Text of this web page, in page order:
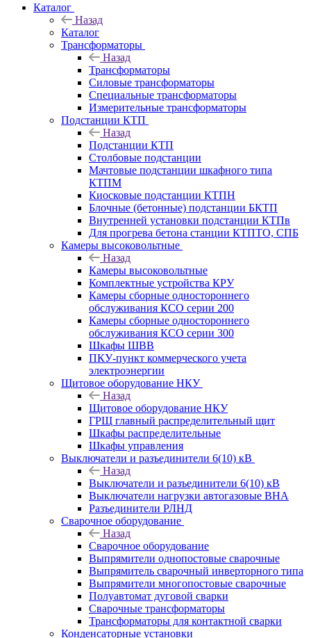
Каталог
Назад
Каталог
Трансформаторы
Назад
Трансформаторы
Силовые трансформаторы
Специальные трансформаторы
Измерительные трансформаторы
Подстанции КТП
Назад
Подстанции КТП
Столбовые подстанции
Мачтовые подстанции шкафного типа
КТПМ
Киосковые подстанции КТПН
Блочные (бетонные) подстанции БКТП
Внутренней установки подстанции КТПв
Для прогрева бетона станции КТПТО, СПБ
Камеры высоковольтные
Назад
Камеры высоковольтные
Комплектные устройства КРУ
Камеры сборные одностороннего
обслуживания КСО серии 200
Камеры сборные одностороннего
обслуживания КСО серии 300
Шкафы ШВВ
ПКУ-пункт коммерческого учета
электроэнергии
Щитовое оборудование НКУ
Назад
Щитовое оборудование НКУ
ГРЩ главный распределительный щит
Шкафы распределительные
Шкафы управления
Выключатели и разъединители 6(10) кВ
Назад
Выключатели и разъединители 6(10) кВ
Выключатели нагрузки автогазовые ВНА
Разъединители РЛНД
Сварочное оборудование
Назад
Сварочное оборудование
Выпрямители однопостовые сварочные
Выпрямитель сварочный инверторного типа
Выпрямители многопостовые сварочные
Полуавтомат дуговой сварки
Сварочные трансформаторы
Трансформаторы для контактной сварки
Конденсаторные установки